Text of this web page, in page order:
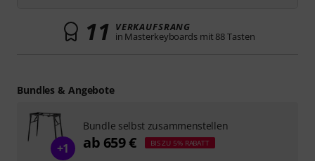
11 VERKAUFSRANG
in Masterkeyboards mit 88 Tasten
Bundles & Angebote
+1
Bundle selbst zusammenstellen
ab 659 € BIS ZU 5% RABATT